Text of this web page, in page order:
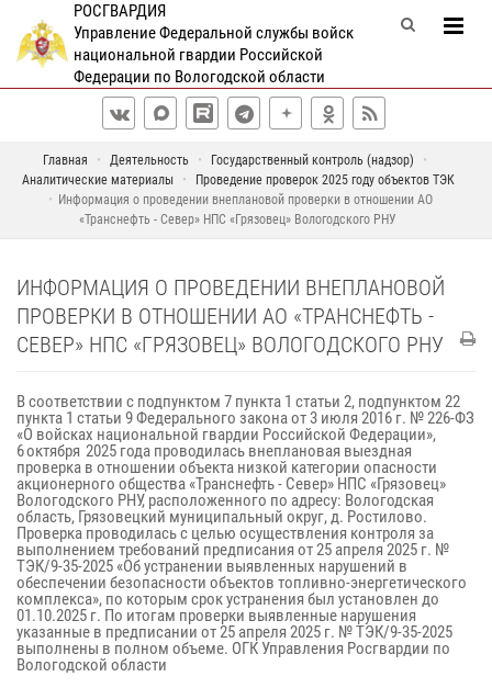
РОСГВАРДИЯ
Управление Федеральной службы войск
национальной гвардии Российской
Федерации по Вологодской области
Главная Деятельность
Государственный контроль (надзор)
Аналитические материалы
Проведение проверок 2025 году объектов ТЭК
Информация о проведении внеплановой проверки в отношении АО
«Транснефть - Север» НПС «Грязовец» Вологодского РНУ
ИНФОРМАЦИЯ О ПРОВЕДЕНИИ ВНЕПЛАНОВОЙ
ПРОВЕРКИ В ОТНОШЕНИИ АО «ТРАНСНЕФТЬ -
СЕВЕР» НПС «ГРЯЗОВЕЦ» ВОЛОГОДСКОГО РНУ
В соответствии с подпунктом 7 пункта 1 статьи 2, подпунктом 22
пункта 1 статьи 9 Федерального закона от 3 июля 2016 г. № 226-ФЗ
«О войсках национальной гвардии Российской Федерации»,
6 октября 2025 года проводилась внеплановая выездная
проверка в отношении объекта низкой категории опасности
акционерного общества «Транснефть - Север» НПС «Грязовец»
Вологодского РНУ, расположенного по адресу: Вологодская
область, Грязовецкий муниципальный округ, д. Ростилово.
Проверка проводилась с целью осуществления контроля за
выполнением требований предписания от 25 апреля 2025 г. №
ТЭК/9-35-2025 «Об устранении выявленных нарушений в
обеспечении безопасности объектов топливно-энергетического
комплекса», по которым срок устранения был установлен до
01.10.2025 г. По итогам проверки выявленные нарушения
указанные в предписании от 25 апреля 2025 г. № ТЭК/9-35-2025
выполнены в полном объеме. ОГК Управления Росгвардии по
Вологодской области